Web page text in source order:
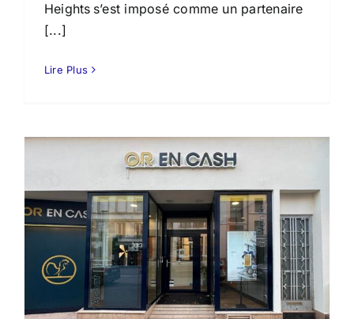
Heights s’est imposé comme un partenaire
[...]
Lire Plus